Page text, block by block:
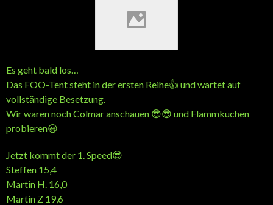
Es geht bald los…
Das FOO-Tent steht in der ersten Reihe👍 und wartet auf
vollständige Besetzung.
Wir waren noch Colmar anschauen 😎😎 und Flammkuchen
probieren😃
Jetzt kommt der 1. Speed😎
Steffen 15,4
Martin H. 16,0
Martin Z 19,6